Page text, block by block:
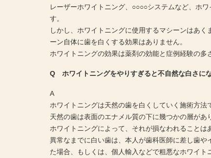
レーザーホワイトニング、○○○○システムなど、ホ
す。
しかし、ホワイトニングに使用するマシーンはあ
ーン自体に歯を白くする効果はありません。
ホワイトニングの効果は薬剤の効能と症例経験の多
Q ホワイトニングをやりすぎると不自然な白さに
A
ホワイトニングは天然の歯を白くしていく施術方法
天然の歯は表面のエナメル質の下に幾つかの層があ
ホワイトニングによって、それが損なわれることは
異常なまでに白い歯は、本人が歯科医師に差し歯
た場合、もしくは、個人輸入などで粗悪なホワイト